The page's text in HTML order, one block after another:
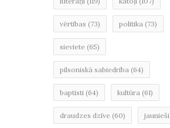
vērtības (73) politika (73)
sieviete (65)
pilsoniskā sabiedrība (64)
baptisti (64) kultūra (61)
draudzes dzīve (60) jaunieši